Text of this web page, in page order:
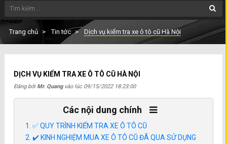
Trang chủ Tin tức Dịch vụ kiểm tra xe ô tô cũ Hà Nội
DỊCH VỤ KIỂM TRA XE Ô TÔ CŨ HÀ NỘI
Đăng bởiMr. Quangvào lúc 09/15/2022 18:23:00
Các nội dung chính
✅ QUY TRÌNH KIỂM TRA XE Ô TÔ CŨ
✔️ KINH NGHIỆM MUA XE Ô TÔ CŨ ĐÃ QUA SỬ DỤNG